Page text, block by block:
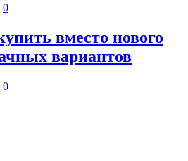
0
вместо нового
вариантов
0